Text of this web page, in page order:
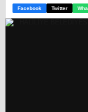
Facebook Twitter